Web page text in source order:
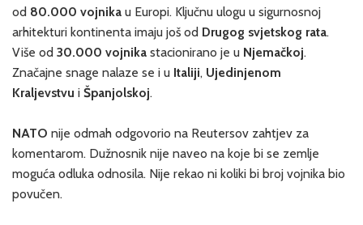
od 80.000 vojnika u Europi. Ključnu ulogu u sigurnosnoj
arhitekturi kontinenta imaju još od Drugog svjetskog rata.
Više od 30.000 vojnika stacionirano je u Njemačkoj.
Značajne snage nalaze se i u Italiji, Ujedinjenom
Kraljevstvu i Španjolskoj.
NATO nije odmah odgovorio na Reutersov zahtjev za
komentarom. Dužnosnik nije naveo na koje bi se zemlje
moguća odluka odnosila. Nije rekao ni koliki bi broj vojnika bio
povučen.